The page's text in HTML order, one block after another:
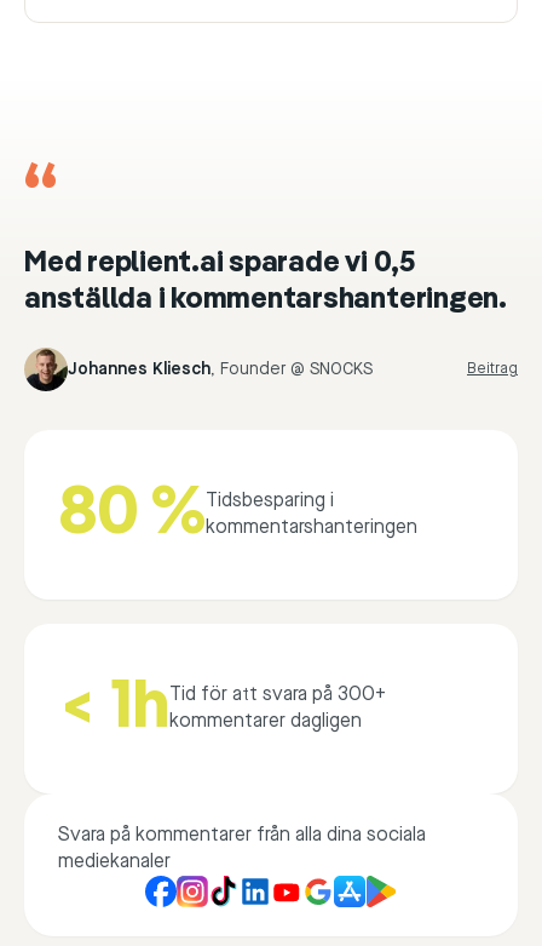
“
Med replient.ai sparade vi 0,5
anställda i kommentarshanteringen.
Johannes Kliesch, Founder @ SNOCKS Beitrag
80 %Tidsbesparing i
kommentarshanteringen
< 1hTid för att svara på 300+
kommentarer dagligen
Svara på kommentarer från alla dina sociala
mediekanaler